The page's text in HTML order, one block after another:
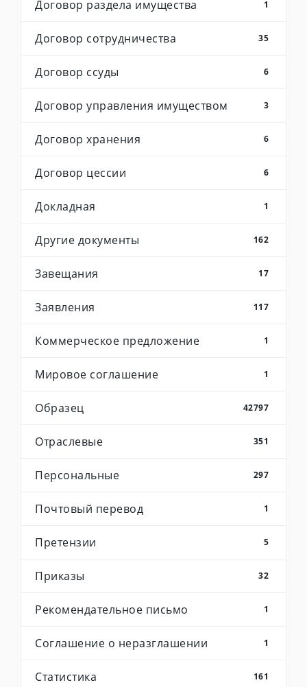
Договор раздела имущества 1
Договор сотрудничества 35
Договор ссуды 6
Договор управления имуществом 3
Договор хранения 6
Договор цессии 6
Докладная 1
Другие документы 162
Завещания 17
Заявления 117
Коммерческое предложение 1
Мировое соглашение 1
Образец 42797
Отраслевые 351
Персональные 297
Почтовый перевод 1
Претензии 5
Приказы 32
Рекомендательное письмо 1
Соглашение о неразглашении 1
Статистика 161